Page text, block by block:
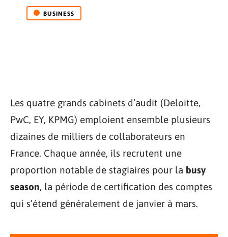
BUSINESS
Les quatre grands cabinets d’audit (Deloitte,
PwC, EY, KPMG) emploient ensemble plusieurs
dizaines de milliers de collaborateurs en
France. Chaque année, ils recrutent une
proportion notable de stagiaires pour la busy
season, la période de certification des comptes
qui s’étend généralement de janvier à mars.